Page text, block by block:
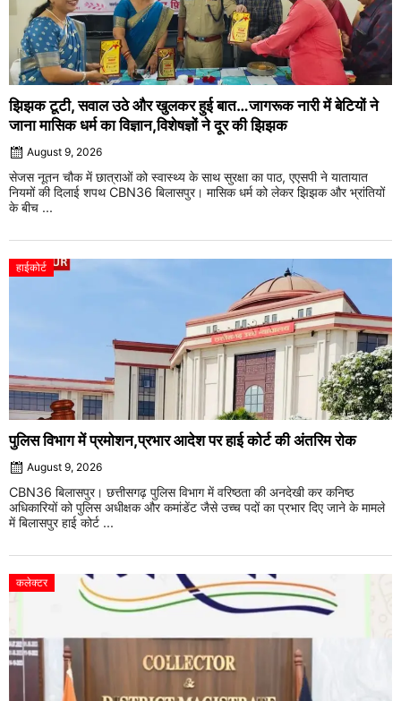
झिझक टूटी, सवाल उठे और खुलकर हुई बात…जागरूक नारी में बेटियों ने
जाना मासिक धर्म का विज्ञान,विशेषज्ञों ने दूर की झिझक
August 9, 2026
सेजस नूतन चौक में छात्राओं को स्वास्थ्य के साथ सुरक्षा का पाठ, एएसपी ने यातायात
नियमों की दिलाई शपथ CBN36 बिलासपुर। मासिक धर्म को लेकर झिझक और भ्रांतियों
के बीच ...
हाईकोर्ट
पुलिस विभाग में प्रमोशन,प्रभार आदेश पर हाई कोर्ट की अंतरिम रोक
August 9, 2026
CBN36 बिलासपुर। छत्तीसगढ़ पुलिस विभाग में वरिष्ठता की अनदेखी कर कनिष्ठ
अधिकारियों को पुलिस अधीक्षक और कमांडेंट जैसे उच्च पदों का प्रभार दिए जाने के मामले
में बिलासपुर हाई कोर्ट ...
कलेक्टर